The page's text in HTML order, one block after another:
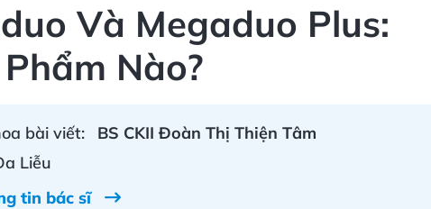
Và Megaduo Plus:
Nào?
bài viết:
BS CKII Đoàn Thị Thiện Tâm
Liễu
tin bác sĩ